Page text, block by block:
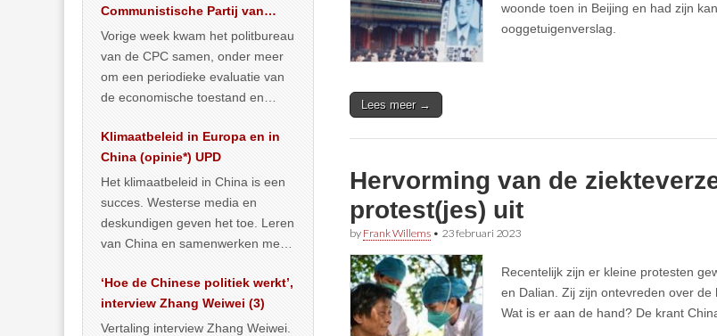
woonde toen in Beijing en had zijn
ooggetuigenverslag.
Lees meer →
Hervorming van de
protest(jes) uit
by Frank Willems • 23 februari 2023
Recentelijk zijn er kleine protesten
en Dalian. Zij zijn ontevreden over de
Wat is er aan de hand? De krant
Communistische Partij van
China de economische
situatie?
Vorige week kwam het politbureau
van de CPC samen, onder meer
om een periodieke evaluatie van
de economische toestand en
publiceerden… >> lees meer
Klimaatbeleid in Europa en in
China (opinie*) UPD
Het klimaatbeleid in China is een
succes. Westerse media en
deskundigen geven het toe. Leren
van China en samenwerken met
… >> lees meer
‘Hoe de Chinese politiek werkt’,
interview Zhang Weiwei (3)
Vertaling interview Zhang Weiwei.